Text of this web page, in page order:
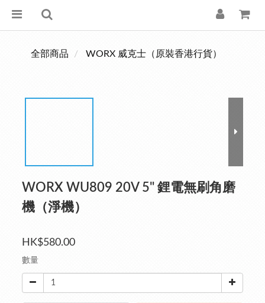
全部商品 WORX 威克士（原裝香港行貨）
WORX WU809 20V 5" 鋰電無刷角磨
機（淨機）
HK$580.00
數量